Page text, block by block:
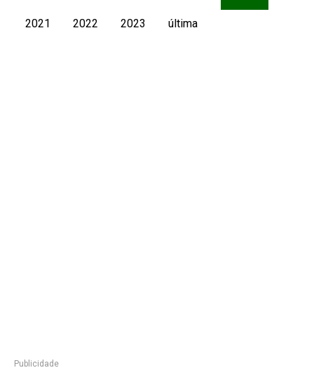
2021 2022 2023 última
Publicidade